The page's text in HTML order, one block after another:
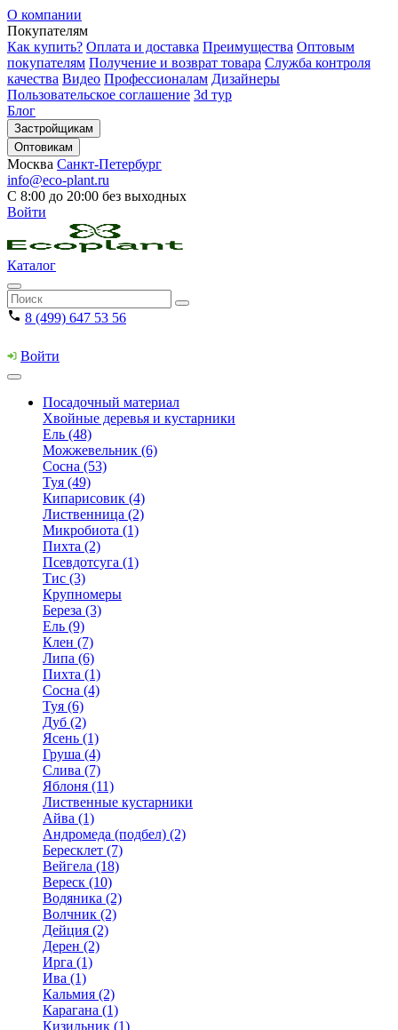
О компании
Покупателям
Как купить? Оплата и доставка Преимущества Оптовым
покупателям Получение и возврат товара Служба контроля
качества Видео Профессионалам Дизайнеры
Пользовательское соглашение 3d тур
Блог
Застройщикам
Оптовикам
Москва Санкт-Петербург
info@eco-plant.ru
С 8:00 до 20:00 без выходных
Войти
Каталог
8 (499) 647 53 56
Войти
Посадочный материал
Хвойные деревья и кустарники
Ель (48)
Можжевельник (6)
Сосна (53)
Туя (49)
Кипарисовик (4)
Лиственница (2)
Микробиота (1)
Пихта (2)
Псевдотсуга (1)
Тис (3)
Крупномеры
Береза (3)
Ель (9)
Клен (7)
Липа (6)
Пихта (1)
Сосна (4)
Туя (6)
Дуб (2)
Ясень (1)
Груша (4)
Слива (7)
Яблоня (11)
Лиственные кустарники
Айва (1)
Андромеда (подбел) (2)
Бересклет (7)
Вейгела (18)
Вереск (10)
Водяника (2)
Волчник (2)
Дейция (2)
Дерен (2)
Ирга (1)
Ива (1)
Кальмия (2)
Карагана (1)
Кизильник (1)